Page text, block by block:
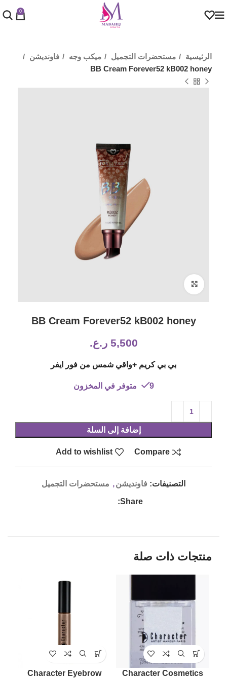
0
الرئيسية مستحضرات التجميل ميكب وجه
فاونديشن
BB Cream Forever52 kB002 honey
BB Cream Forever52 kB002 honey
5,500 ر.ع.
بي بي كريم +واقي شمس من فور ايفر
9 متوفر في المخزون
إضافة إلى السلة
Compare
Add to wishlist
التصنيفات: فاونديشن, مستحضرات التجميل
Share:
منتجات ذات صلة
Character Cosmetics
Character Eyebrow